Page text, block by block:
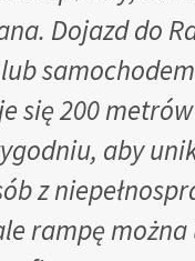
Dojazd do
się 200
aby
z
rampę